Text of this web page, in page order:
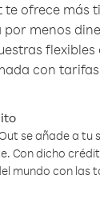
te ofrece más
menos
flexibles
con
se añade a tu
Con dicho
mundo con las